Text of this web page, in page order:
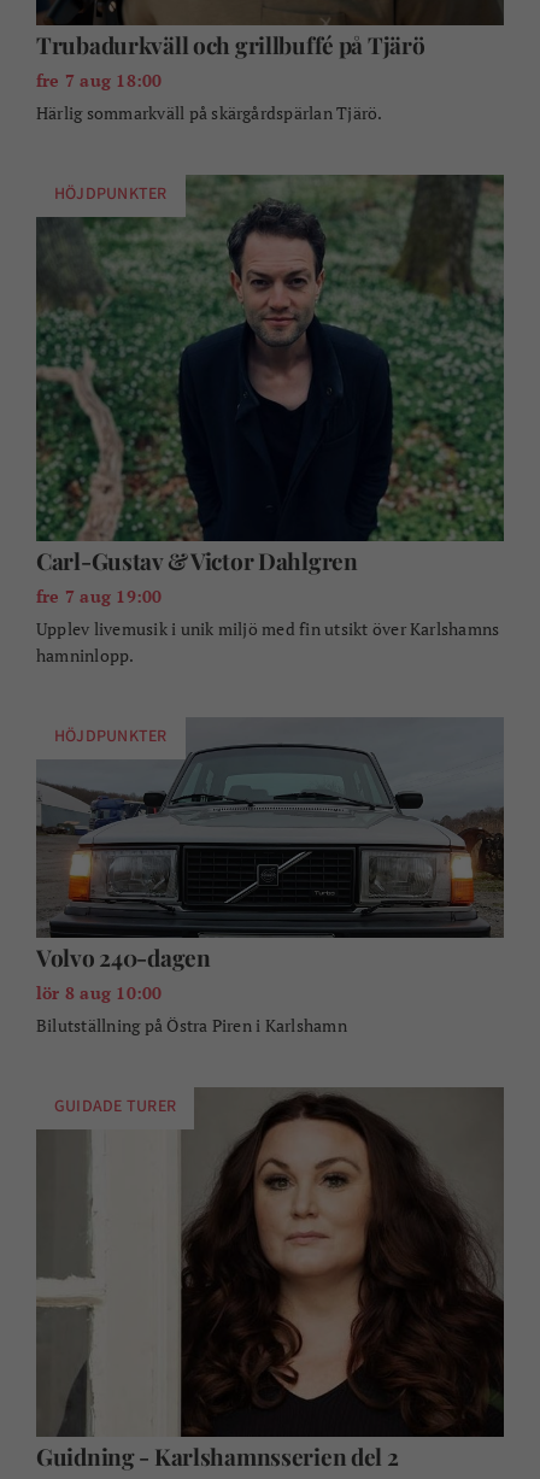
Trubadurkväll och grillbuffé på Tjärö
fre 7 aug 18:00
Härlig sommarkväll på skärgårdspärlan Tjärö.
HÖJDPUNKTER
Carl-Gustav & Victor Dahlgren
fre 7 aug 19:00
Upplev livemusik i unik miljö med fin utsikt över Karlshamns
hamninlopp.
HÖJDPUNKTER
Volvo 240-dagen
lör 8 aug 10:00
Bilutställning på Östra Piren i Karlshamn
GUIDADE TURER
Guidning - Karlshamnsserien del 2